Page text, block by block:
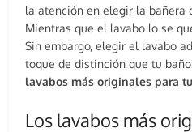
la atención en elegir la bañera
Mientras que el lavabo lo se
Sin embargo, elegir el lavabo
toque de distinción que tu
lavabos más originales para
Los lavabos más